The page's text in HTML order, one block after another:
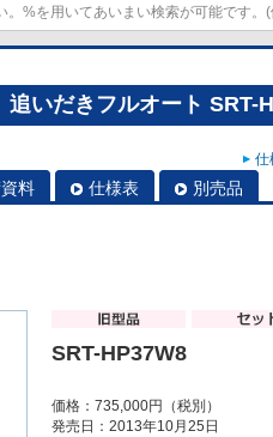
追いだきフルオート SRT-
仕
料 仕様表 別売品
SRT-HP37W8
価格：735,000円（税別）
発売日：2013年10月25日